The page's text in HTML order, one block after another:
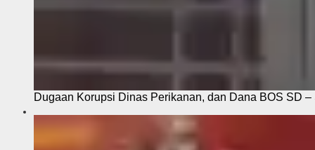
Dugaan Korupsi Dinas Perikanan, dan Dana BOS SD